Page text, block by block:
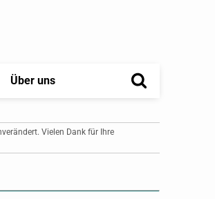
Über uns
Vielen Dank für Ihre